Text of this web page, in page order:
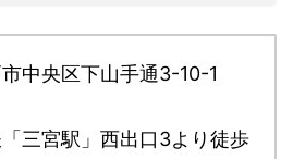
市中央区下山手通3-10-1
「三宮駅」西出口3より徒歩